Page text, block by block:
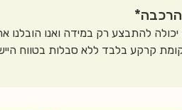
להתבצע רק במידה ואנו הובלנו
קרקע בלבד ללא סבלות בטווח